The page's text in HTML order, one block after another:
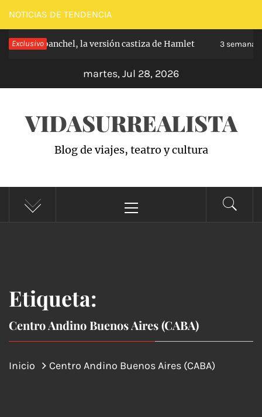
Saltar
al
contenido
NOTICIAS DE TENDENCIA
Exclusivo
de Carabanchel, la versión castiza de Hamlet 3 semanas
martes, Jul 28, 2026
VIDASURREALISTA
Blog de viajes, teatro y cultura
principal
Etiqueta:
Centro Andino Buenos Aires (CABA)
Inicio Centro Andino Buenos Aires (CABA)